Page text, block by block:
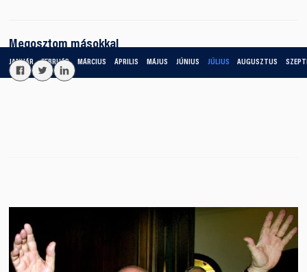
JANUÁR FEBRUÁR MÁRCIUS ÁPRILIS MÁJUS JÚNIUS JÚLIUS AUGUSZTUS
Megosztom másokkal